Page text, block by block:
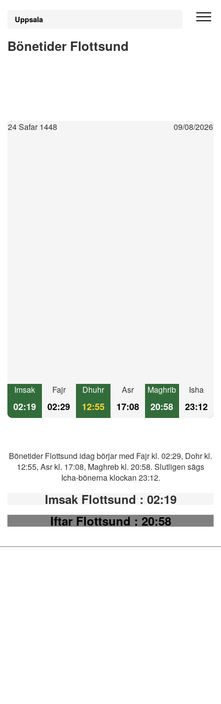
Uppsala
Bönetider Flottsund
24 Safar 1448 09/08/2026
Imsak
02:19
Fajr
02:29
Dhuhr
12:55
Asr
17:08
Maghrib
20:58
Isha
23:12
Bönetider Flottsund idag börjar med Fajr kl. 02:29, Dohr kl.
12:55, Asr kl. 17:08, Maghreb kl. 20:58. Slutligen sägs
Icha-bönerna klockan 23:12.
Imsak Flottsund : 02:19
Iftar Flottsund: 20:58